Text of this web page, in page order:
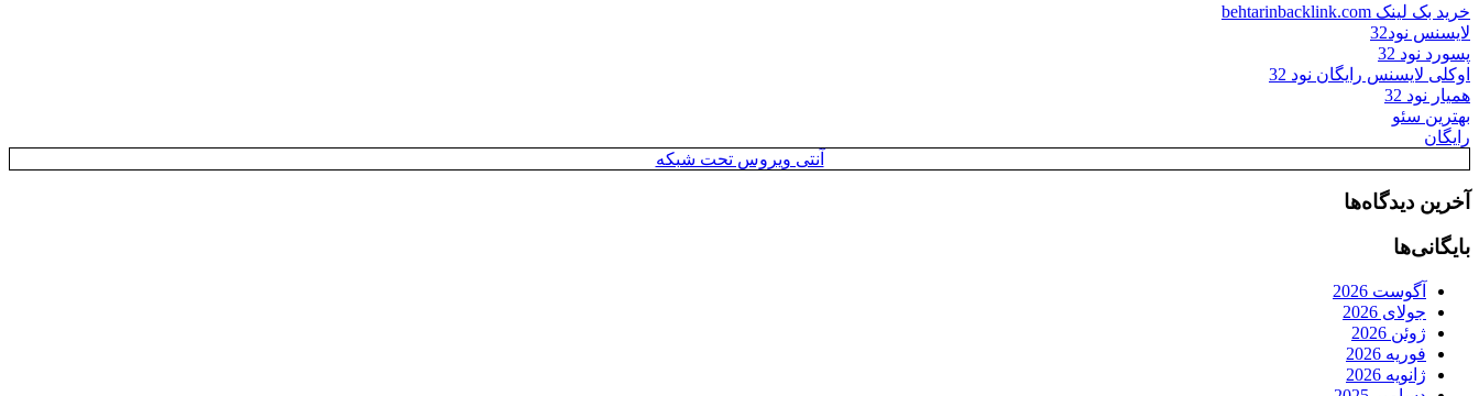
خرید بک لینک behtarinbacklink.com
لایسنس نود32
پسورد نود 32
اوکلی لایسنس رایگان نود 32
همیار نود 32
بهترین سئو
رایگان
آنتی ویروس تحت شبکه
آخرین دیدگاه‌ها
بایگانی‌ها
آگوست 2026
جولای 2026
ژوئن 2026
فوریه 2026
ژانویه 2026